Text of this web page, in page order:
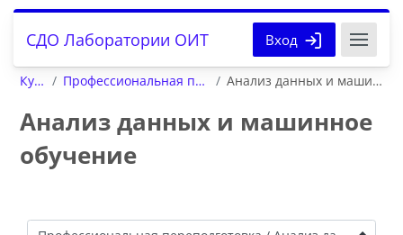
Перейти к основному содержанию
СДО Лаборатории ОИТ Вход
Курсы Профессиональная переподготовка Анализ данных и машинное обучение
Анализ данных и машинное
обучение